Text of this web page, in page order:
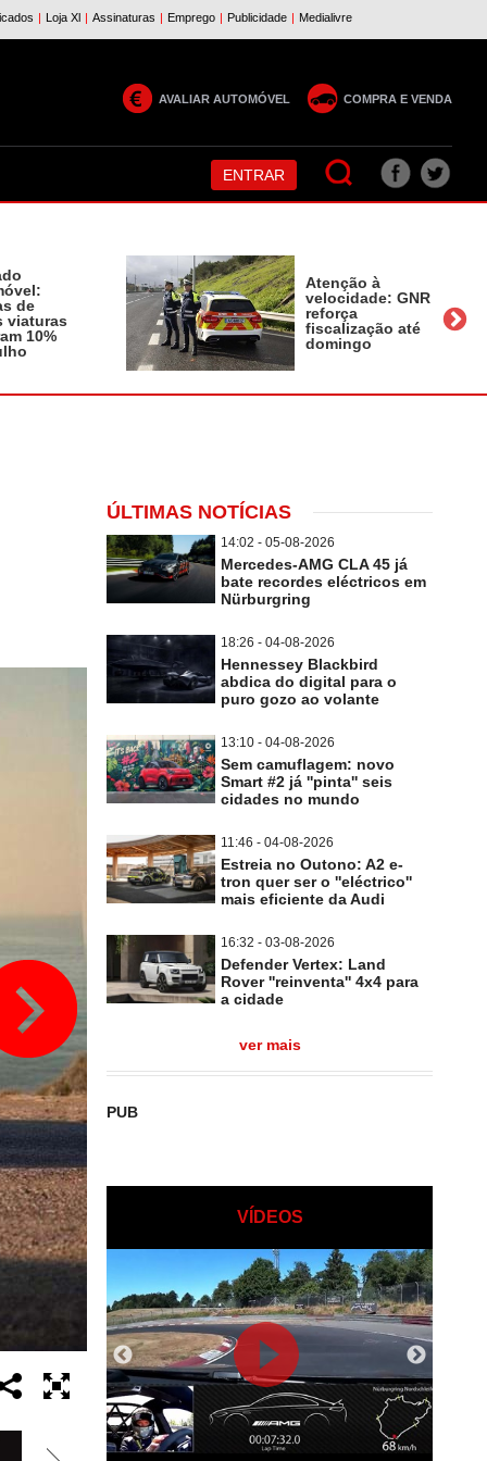
AVALIAR AUTOMÓVEL COMPRA E VENDA
ENTRAR
de
viaturas
10%
Atenção à
velocidade: GNR
reforça
fiscalização até
domingo
ÚLTIMAS NOTÍCIAS
14:02 - 05-08-2026
Mercedes-AMG CLA 45 já
bate recordes eléctricos em
Nürburgring
18:26 - 04-08-2026
Hennessey Blackbird
abdica do digital para o
puro gozo ao volante
13:10 - 04-08-2026
Sem camuflagem: novo
Smart #2 já ''pinta'' seis
cidades no mundo
11:46 - 04-08-2026
Estreia no Outono: A2 e-
tron quer ser o ''eléctrico''
mais eficiente da Audi
16:32 - 03-08-2026
Defender Vertex: Land
Rover ''reinventa'' 4x4 para
a cidade
ver mais
PUB
VÍDEOS